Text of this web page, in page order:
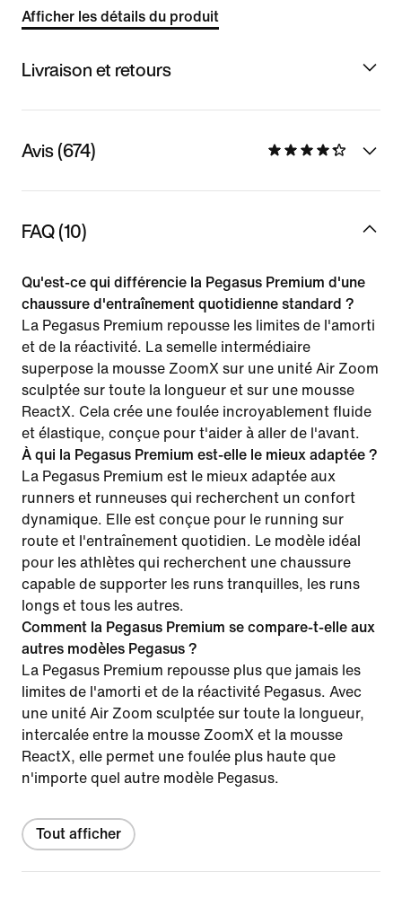
Afficher les détails du produit
Livraison et retours
Avis (674)
FAQ (10)
Qu'est-ce qui différencie la Pegasus Premium d'une
chaussure d'entraînement quotidienne standard ?
La Pegasus Premium repousse les limites de l'amorti
et de la réactivité. La semelle intermédiaire
superpose la mousse ZoomX sur une unité Air Zoom
sculptée sur toute la longueur et sur une mousse
ReactX. Cela crée une foulée incroyablement fluide
et élastique, conçue pour t'aider à aller de l'avant.
À qui la Pegasus Premium est-elle le mieux adaptée ?
La Pegasus Premium est le mieux adaptée aux
runners et runneuses qui recherchent un confort
dynamique. Elle est conçue pour le running sur
route et l'entraînement quotidien. Le modèle idéal
pour les athlètes qui recherchent une chaussure
capable de supporter les runs tranquilles, les runs
longs et tous les autres.
Comment la Pegasus Premium se compare-t-elle aux
autres modèles Pegasus ?
La Pegasus Premium repousse plus que jamais les
limites de l'amorti et de la réactivité Pegasus. Avec
une unité Air Zoom sculptée sur toute la longueur,
intercalée entre la mousse ZoomX et la mousse
ReactX, elle permet une foulée plus haute que
n'importe quel autre modèle Pegasus.
Tout afficher